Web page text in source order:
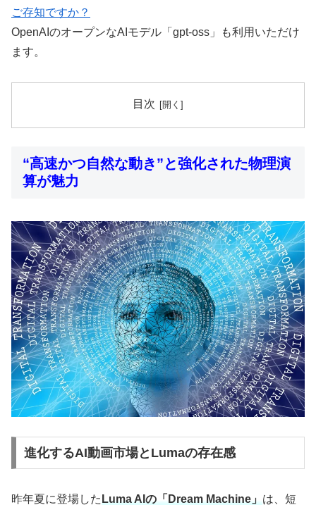
ご存知ですか？
OpenAIのオープンなAIモデル「gpt-oss」も利用いただけ
ます。
目次
“高速かつ自然な動き”と強化された物理演
算が魅力
進化するAI動画市場とLumaの存在感
昨年夏に登場した Luma AIの「Dream Machine」 は、短